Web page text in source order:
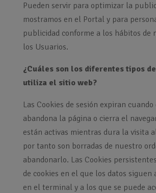
Pueden servir para optimizar la
mostramos en el Portal y para
publicidad conforme a los hábitos de
los Usuarios.
¿Cuáles son los diferentes tipos
utiliza el sitio web?
Las Cookies de sesión expiran
abandona la página o cierra el
están activas mientras dura la visita
por tanto son borradas de nuestro
abandonarlo. Las Cookies
de cookies en el que los datos siguen
en el terminal y a los que se puede